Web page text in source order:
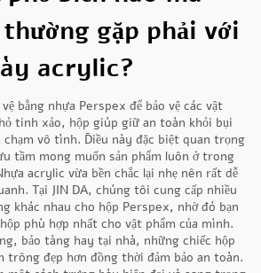
gặp phải với
acrylic?
bằng nhựa Perspex để bảo vệ các vật
tinh xảo, hộp giúp giữ an toàn khỏi bụi
chạm vô tình. Điều này đặc biệt quan trọng
tầm mong muốn sản phẩm luôn ở trong
acrylic vừa bền chắc lại nhẹ nên rất dễ
Tại JIN DA, chúng tôi cung cấp nhiều
khác nhau cho hộp Perspex, nhờ đó bạn
phù hợp nhất cho vật phẩm của mình.
bảo tàng hay tại nhà, những chiếc hộp
trông đẹp hơn đồng thời đảm bảo an toàn.